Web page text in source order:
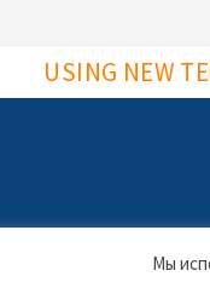
USING NEW
Мы